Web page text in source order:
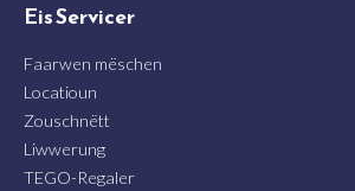
Eis Servicer
Faarwen mëschen
Locatioun
Zouschnëtt
Liwwerung
TEGO-Regaler